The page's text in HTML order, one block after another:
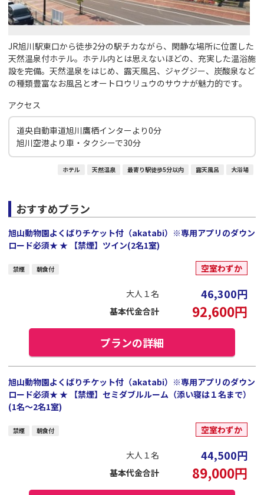
JR旭川駅東口から徒歩2分の駅チカながら、閑静な場所に位置した
天然温泉付ホテル。ホテル内とは思えないほどの、充実した温浴施
設を完備。天然温泉をはじめ、露天風呂、ジャグジー、炭酸泉など
の種類豊富なお風呂とオートロウリュウのサウナが魅力的です。
アクセス
道央自動車道旭川鷹栖インターより0分
旭川空港より車・タクシーで30分
ホテル 天然温泉 最寄り駅徒歩5分以内 露天風呂 大浴場
おすすめプラン
旭山動物園よくばりチケット付（akatabi）※専用アプリのダウン
ロード必須★ ★ 【禁煙】ツイン(2名1室)
禁煙 朝食付 空室わずか
大人１名 46,300円
基本代金合計 92,600円
プランの詳細
旭山動物園よくばりチケット付（akatabi）※専用アプリのダウン
ロード必須★ ★ 【禁煙】セミダブルルーム（添い寝は１名まで）
(1名～2名1室)
禁煙 朝食付 空室わずか
大人１名 44,500円
基本代金合計 89,000円